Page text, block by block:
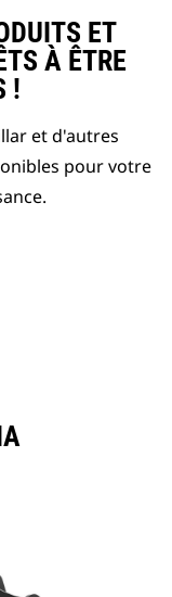
ET
À ÊTRE
!
et d'autres
pour votre